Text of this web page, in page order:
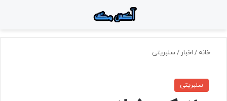
خانه / اخبار /سلبریتی
سلبریتی